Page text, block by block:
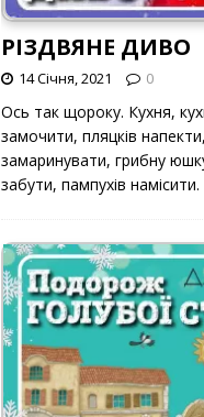
РІЗДВЯНЕ ДИВО
14 Січня, 2021 0
Ось так щороку. Кухня,
замочити, пляцків
замаринувати, грибну
забути, пампухів